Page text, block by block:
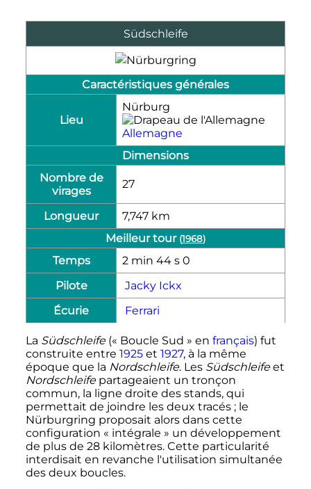
Südschleife
Caractéristiques générales
Lieu
Nürburg
Allemagne
Dimensions
Nombre de
virages
27
Longueur
7,747 km
Meilleur tour (1968)
Temps
2 min 44 s 0
Pilote
Jacky Ickx
Écurie
Ferrari
La Südschleife(« Boucle Sud » en français) fut
construite entre 1925et 1927, à la même
époque que la Nordschleife. Les Südschleifeet
Nordschleifepartageaient un tronçon
commun, la ligne droite des stands, qui
permettait de joindre les deux tracés ; le
Nürburgring proposait alors dans cette
configuration « intégrale » un développement
de plus de 28 kilomètres. Cette particularité
interdisait en revanche l'utilisation simultanée
des deux boucles.